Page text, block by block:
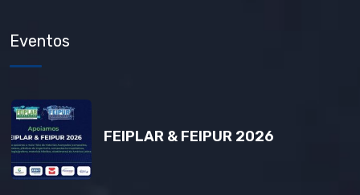
Eventos
FEIPLAR & FEIPUR 2026